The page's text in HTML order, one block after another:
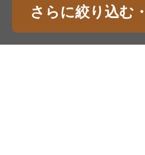
さらに絞り込む